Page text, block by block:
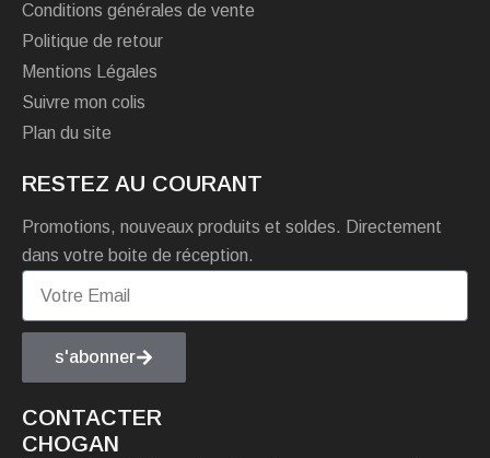
Conditions générales de vente
Politique de retour
Mentions Légales
Suivre mon colis
Plan du site
RESTEZ AU COURANT
Promotions, nouveaux produits et soldes. Directement
dans votre boite de réception.
s'abonner
CONTACTER
CHOGAN